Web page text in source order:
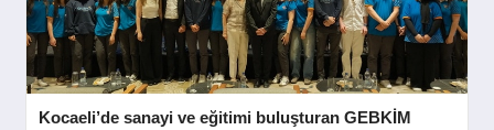
Kocaeli’de sanayi ve eğitimi buluşturan GEBKİM